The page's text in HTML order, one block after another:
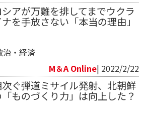
シアが万難を排してまでウクラ
ナを手放さない「本当の理由」
治・経済
M＆A Online| 2022/2/22
ぐ弾道ミサイル発射、北朝鮮
ものづくり力」は向上した？